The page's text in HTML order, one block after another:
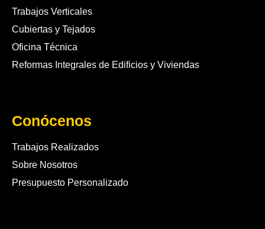
Trabajos Verticales
Cubiertas y Tejados
Oficina Técnica
Reformas Integrales de Edificios y Viviendas
Conócenos
Trabajos Realizados
Sobre Nosotros
Presupuesto Personalizado